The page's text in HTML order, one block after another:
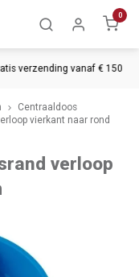
0
verzending vanaf € 150
Centraaldoos
vierkant naar rond
verloop